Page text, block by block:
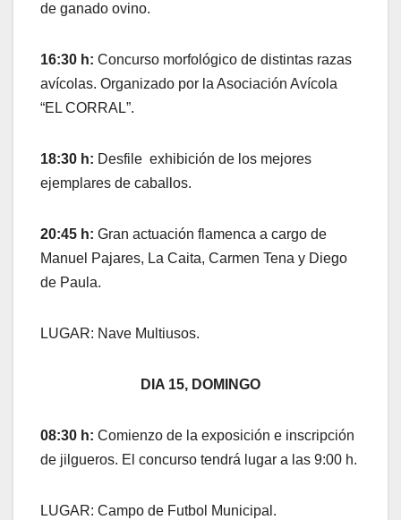
de ganado ovino.
16:30 h: Concurso morfológico de distintas razas
avícolas. Organizado por la Asociación Avícola
“EL CORRAL”.
18:30 h: Desfile exhibición de los mejores
ejemplares de caballos.
20:45 h: Gran actuación flamenca a cargo de
Manuel Pajares, La Caita, Carmen Tena y Diego
de Paula.
LUGAR: Nave Multiusos.
DIA 15, DOMINGO
08:30 h: Comienzo de la exposición e inscripción
de jilgueros. El concurso tendrá lugar a las 9:00 h.
LUGAR: Campo de Futbol Municipal.